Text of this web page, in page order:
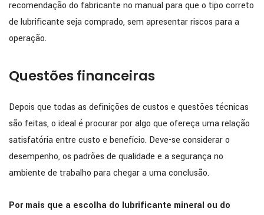
recomendação do fabricante no manual para que o tipo correto
de lubrificante seja comprado, sem apresentar riscos para a
operação.
Questões financeiras
Depois que todas as definições de custos e questões técnicas
são feitas, o ideal é procurar por algo que ofereça uma relação
satisfatória entre custo e benefício. Deve-se considerar o
desempenho, os padrões de qualidade e a segurança no
ambiente de trabalho para chegar a uma conclusão.
Por mais que a escolha do lubrificante mineral ou do